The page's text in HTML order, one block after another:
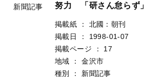
新聞記事
努力 「研さん怠らず」
掲載紙 ：
北國：朝刊
掲載日
：
1998-01-07
掲載ページ
：
17
地域
：
金沢市
種別
： 新聞記事